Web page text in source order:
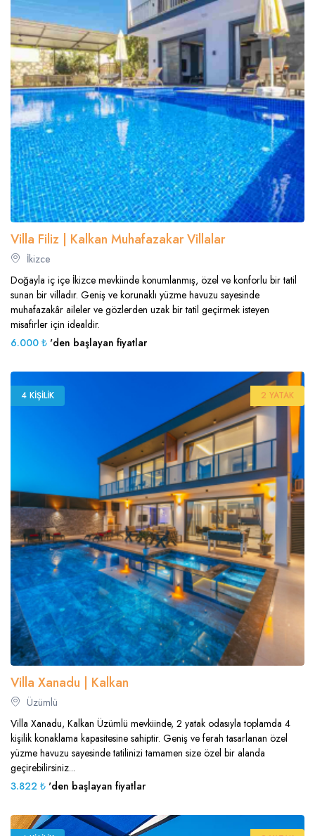
Villa Filiz | Kalkan Muhafazakar Villalar
İkizce
Doğayla iç içe İkizce mevkiinde konumlanmış, özel ve konforlu bir tatil
sunan bir villadır. Geniş ve korunaklı yüzme havuzu sayesinde
muhafazakâr aileler ve gözlerden uzak bir tatil geçirmek isteyen
misafirler için idealdir.
6.000 ₺ 'den başlayan fiyatlar
4 KIŞILIK 2 YATAK
Villa Xanadu | Kalkan
Üzümlü
Villa Xanadu, Kalkan Üzümlü mevkiinde, 2 yatak odasıyla toplamda 4
kişilik konaklama kapasitesine sahiptir. Geniş ve ferah tasarlanan özel
yüzme havuzu sayesinde tatilinizi tamamen size özel bir alanda
geçirebilirsiniz...
3.822 ₺ 'den başlayan fiyatlar